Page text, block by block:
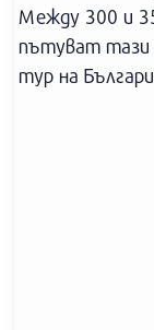
Между 300 и
пътуват тази
тур на